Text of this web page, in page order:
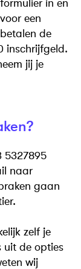
in en
een
de
inschrijfgeld.
jij je
5327895
naar
gaan
zelf je
uit de opties
wij